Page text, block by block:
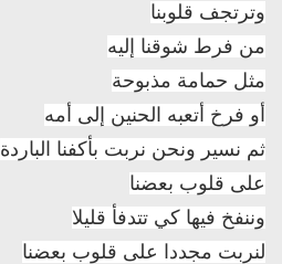
وترتجف قلوبنا
من فرط شوقنا إليه
مثل حمامة مذبوحة
أو فرخ أتعبه الحنين إلى أمه
ثم نسير ونحن نربت بأكفنا الباردة
على قلوب بعضنا
وننفخ فيها كي تتدفأ قليلا
لنربت مجددا على قلوب بعضنا